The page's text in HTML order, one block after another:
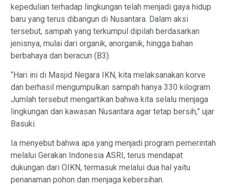
kepedulian terhadap lingkungan telah menjadi gaya hidup
baru yang terus dibangun di Nusantara. Dalam aksi
tersebut, sampah yang terkumpul dipilah berdasarkan
jenisnya, mulai dari organik, anorganik, hingga bahan
berbahaya dan beracun (B3).
“Hari ini di Masjid Negara IKN, kita melaksanakan korve
dan berhasil mengumpulkan sampah hanya 330 kilogram.
Jumlah tersebut mengartikan bahwa kita selalu menjaga
lingkungan dan kawasan Nusantara agar tetap bersih,” ujar
Basuki.
Ia menyebut bahwa apa yang menjadi program pemerintah
melalui Gerakan Indonesia ASRI, terus mendapat
dukungan dari OIKN, termasuk melalui dua hal yaitu
penanaman pohon dan menjaga kebersihan.